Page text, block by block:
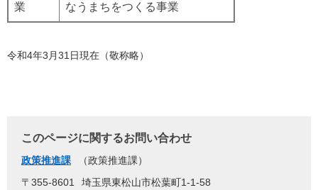
業
なうまちをつくる事業
令和4年3月31日現在（敬称略）
このページに関するお問い合わせ
政策推進課
政策推進課
〒355-8601
埼玉県東松山市松葉町1-1-58